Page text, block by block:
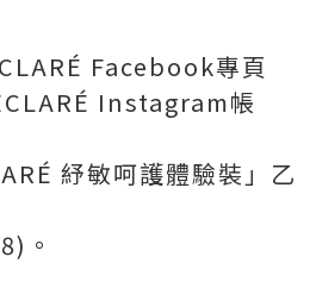
Facebook專頁
Instagram帳
紓敏呵護體驗裝」乙
。